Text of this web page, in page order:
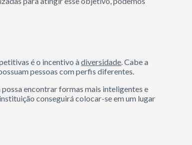
é o incentivo àdiversidade. Cabe a
pessoas com perfis diferentes.
encontrar formas mais inteligentes e
conseguirá colocar-se em um lugar